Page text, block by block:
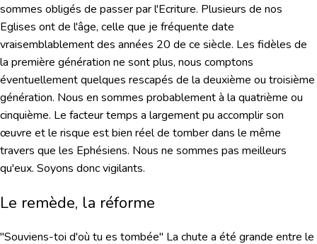
sommes obligés de passer par l'Ecriture. Plusieurs de nos
Eglises ont de l'âge, celle que je fréquente date
vraisemblablement des années 20 de ce siècle. Les fidèles de
la première génération ne sont plus, nous comptons
éventuellement quelques rescapés de la deuxième ou troisième
génération. Nous en sommes probablement à la quatrième ou
cinquième. Le facteur temps a largement pu accomplir son
œuvre et le risque est bien réel de tomber dans le même
travers que les Ephésiens. Nous ne sommes pas meilleurs
qu'eux. Soyons donc vigilants.
Le remède, la réforme
"Souviens-toi d'où tu es tombée" La chute a été grande entre le